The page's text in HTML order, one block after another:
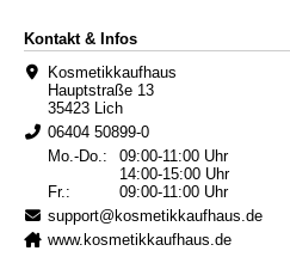
Kontakt & Infos
Kosmetikkaufhaus
Hauptstraße 13
35423 Lich
06404 50899-0
Mo.-Do.:
09:00-11:00 Uhr
14:00-15:00 Uhr
Fr.:
09:00-11:00 Uhr
support@kosmetikkaufhaus.de
www.kosmetikkaufhaus.de